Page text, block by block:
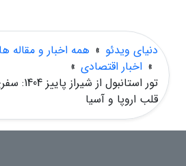
دنیای ویدئو » همه اخبار و مقاله ها
» اخبار اقتصادی »
تور
قلب اروپا و آسیا